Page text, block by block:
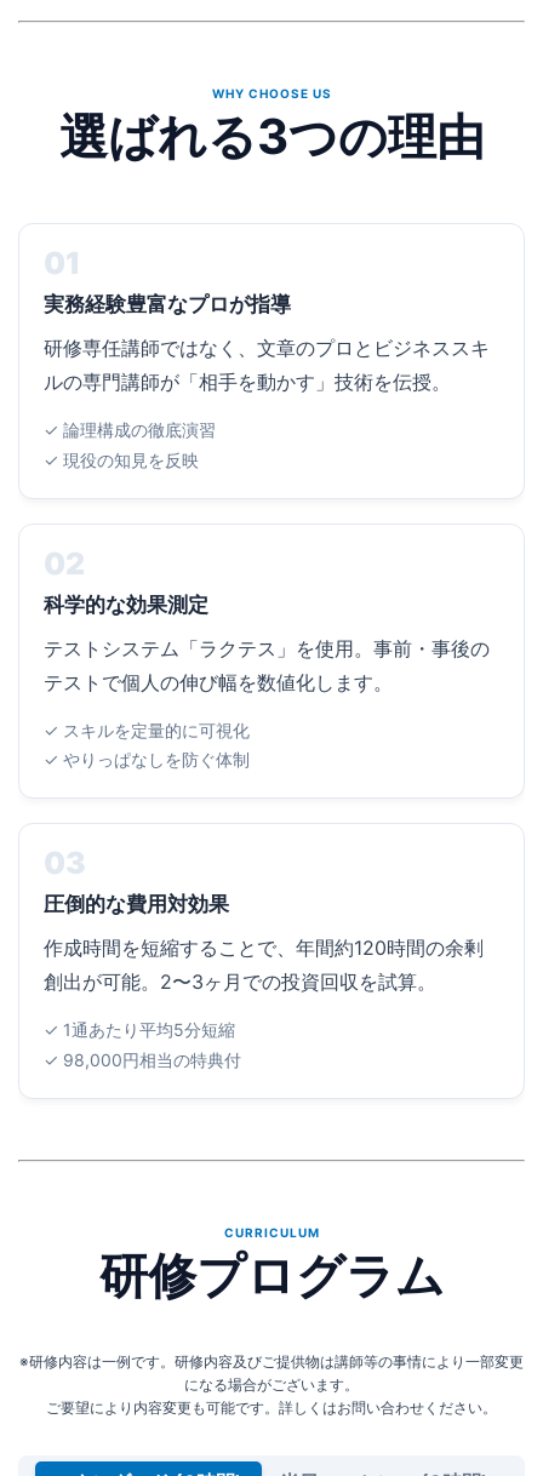
WHY CHOOSE US
選ばれる3つの理由
01
実務経験豊富なプロが指導
研修専任講師ではなく、文章のプロとビジネススキ
ルの専門講師が「相手を動かす」技術を伝授。
✓ 論理構成の徹底演習
✓ 現役の知見を反映
02
科学的な効果測定
テストシステム「ラクテス」を使用。事前・事後の
テストで個人の伸び幅を数値化します。
✓ スキルを定量的に可視化
✓ やりっぱなしを防ぐ体制
03
圧倒的な費用対効果
作成時間を短縮することで、年間約120時間の余剰
創出が可能。2〜3ヶ月での投資回収を試算。
✓ 1通あたり平均5分短縮
✓ 98,000円相当の特典付
CURRICULUM
研修プログラム
※研修内容は一例です。研修内容及びご提供物は講師等の事情により一部変更
になる場合がございます。
ご要望により内容変更も可能です。詳しくはお問い合わせください。